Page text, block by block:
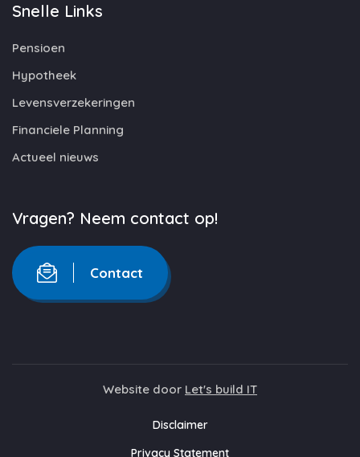
Snelle Links
Pensioen
Hypotheek
Levensverzekeringen
Financiele Planning
Actueel nieuws
Vragen? Neem contact op!
Contact
Website door Let's build IT
Disclaimer
Privacy Statement